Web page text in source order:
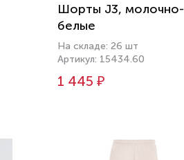
Шорты J3, молочно-
белые
На складе: 26 шт
Артикул: 15434.60
1 445 ₽